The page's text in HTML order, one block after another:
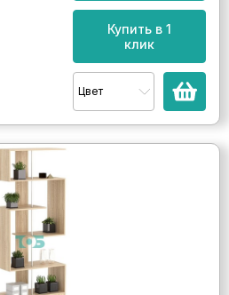
Купить в 1
клик
Цвет